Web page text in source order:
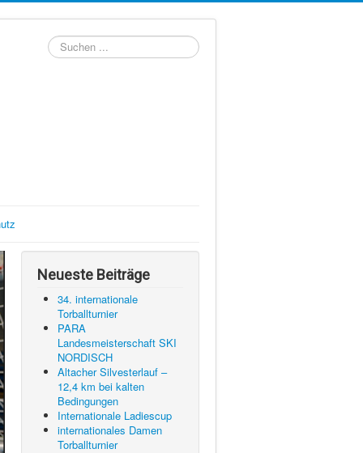
Suchen
...
Neueste Beiträge
34. internationale
Torballturnier
PARA
Landesmeisterschaft SKI
NORDISCH
Altacher Silvesterlauf –
12,4 km bei kalten
Bedingungen
Internationale Ladiescup
internationales Damen
Torballturnier